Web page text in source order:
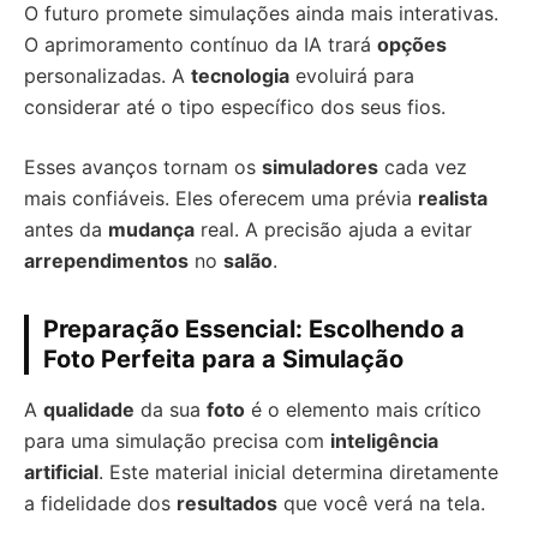
O futuro promete simulações ainda mais interativas.
O aprimoramento contínuo da IA trará opções
personalizadas. A tecnologia evoluirá para
considerar até o tipo específico dos seus fios.
Esses avanços tornam os simuladores cada vez
mais confiáveis. Eles oferecem uma prévia realista
antes da mudança real. A precisão ajuda a evitar
arrependimentos no salão.
Preparação Essencial: Escolhendo a
Foto Perfeita para a Simulação
A qualidade da sua foto é o elemento mais crítico
para uma simulação precisa com inteligência
artificial. Este material inicial determina diretamente
a fidelidade dos resultados que você verá na tela.